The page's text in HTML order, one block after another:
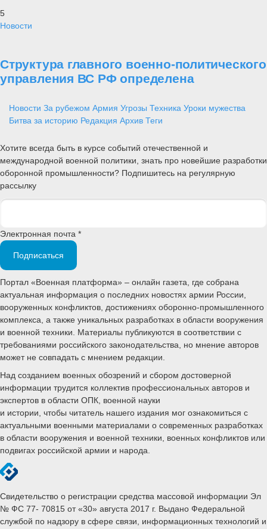
5
Новости
Структура главного военно-политического
управления ВС РФ определена
Новости За рубежом Армия Угрозы Техника Уроки мужества
Битва за историю Редакция Архив Теги
Хотите всегда быть в курсе событий отечественной и
международной военной политики, знать про новейшие разработки
оборонной промышленности? Подпишитесь на регулярную
рассылку
Электронная почта *
Подписаться
Портал «Военная платформа» – онлайн газета, где собрана
актуальная информация о последних новостях армии России,
вооруженных конфликтов, достижениях оборонно-промышленного
комплекса, а также уникальных разработках в области вооружения
и военной техники. Материалы публикуются в соответствии с
требованиями российского законодательства, но мнение авторов
может не совпадать с мнением редакции.
Над созданием военных обозрений и сбором достоверной
информации трудится коллектив профессиональных авторов и
экспертов в области ОПК, военной науки
и истории, чтобы читатель нашего издания мог ознакомиться с
актуальными военными материалами о современных разработках
в области вооружения и военной техники, военных конфликтов или
подвигах российской армии и народа.
Свидетельство о регистрации средства массовой информации Эл
№ ФС 77- 70815 от «30» августа 2017 г. Выдано Федеральной
службой по надзору в сфере связи, информационных технологий и